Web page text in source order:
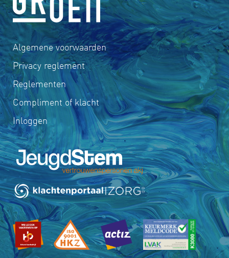
Algemene voorwaarden
Privacy reglement
Reglementen
Compliment of klacht
Inloggen